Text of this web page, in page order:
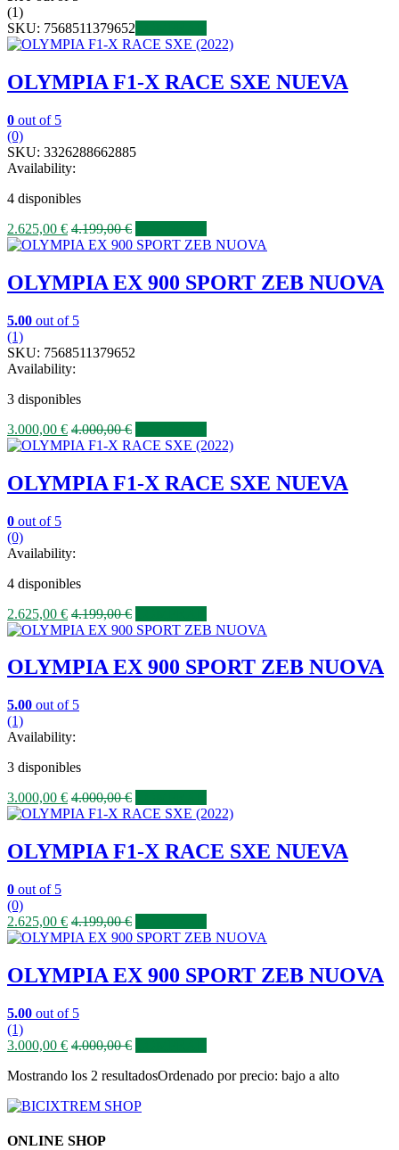
(1)
SKU: 7568511379652
OLYMPIA F1-X RACE SXE NUEVA
0 out of 5
(0)
SKU: 3326288662885
Availability:
4 disponibles
2.625,00 € 4.199,00€
OLYMPIA EX 900 SPORT ZEB NUOVA
5.00 out of 5
(1)
SKU: 7568511379652
Availability:
3 disponibles
3.000,00 € 4.000,00€
OLYMPIA F1-X RACE SXE NUEVA
0 out of 5
(0)
Availability:
4 disponibles
2.625,00 € 4.199,00€
OLYMPIA EX 900 SPORT ZEB NUOVA
5.00 out of 5
(1)
Availability:
3 disponibles
3.000,00 € 4.000,00€
OLYMPIA F1-X RACE SXE NUEVA
0 out of 5
(0)
2.625,00 € 4.199,00€
OLYMPIA EX 900 SPORT ZEB NUOVA
5.00 out of 5
(1)
3.000,00 € 4.000,00€
Mostrando los 2 resultadosOrdenado por precio: bajo a alto
ONLINE SHOP